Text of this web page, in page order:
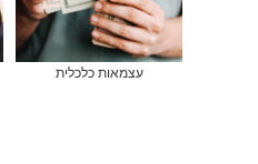
עצמאות כלכלית